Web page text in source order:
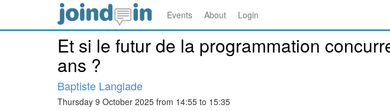
Events About Login
Et si le futur de la programmation
ans ?
Baptiste Langlade
Thursday 9 October 2025 from 14:55 to 15:35